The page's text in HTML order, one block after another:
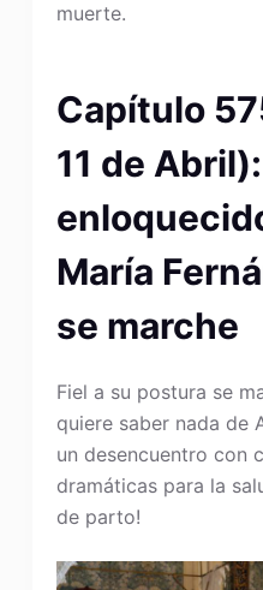
muerte.
Capítulo
11 de
María
se marche
Fiel a su postura se
quiere saber nada de
un desencuentro con
dramáticas para la
de parto!